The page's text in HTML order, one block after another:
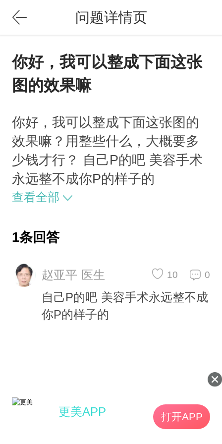
问题详情页
你好，我可以整成下面这张
图的效果嘛
你好，我可以整成下面这张图的
效果嘛？用整些什么，大概要多
少钱才行？ 自己P的吧 美容手术
永远整不成你P的样子的
查看全部
1条回答
赵亚平 医生 0
10
自己P的吧 美容手术永远整不成
你P的样子的
更美APP 打开APP